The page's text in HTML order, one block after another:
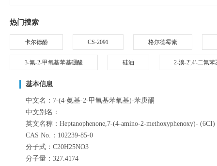
热门搜索
卡尔德酚 CS-2091 格尔德霉素
3-氟-2-甲氧基苯基硼酸 硅油 2-溴-2',4'-二氟苯
基本信息
中文名：7-(4-氨基-2-甲氧基苯氧基)-苯庚酮
中文别名：
英文名称：Heptanophenone,7-(4-amino-2-methoxyphenoxy)- (6CI)
CAS No.：102239-85-0
分子式：C20H25NO3
分子量：327.4174